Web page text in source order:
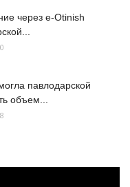
через e-Otinish
павлодарской
объем...